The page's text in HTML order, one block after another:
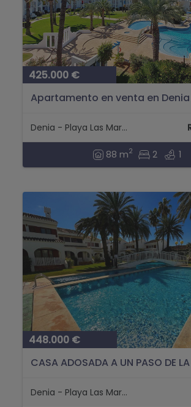
425.000 €
Apartamento en venta en Denia
Denia - Playa Las Marinas
88 m2 2 1
448.000 €
CASA ADOSADA A UN PASO DE
Denia - Playa Las Marinas